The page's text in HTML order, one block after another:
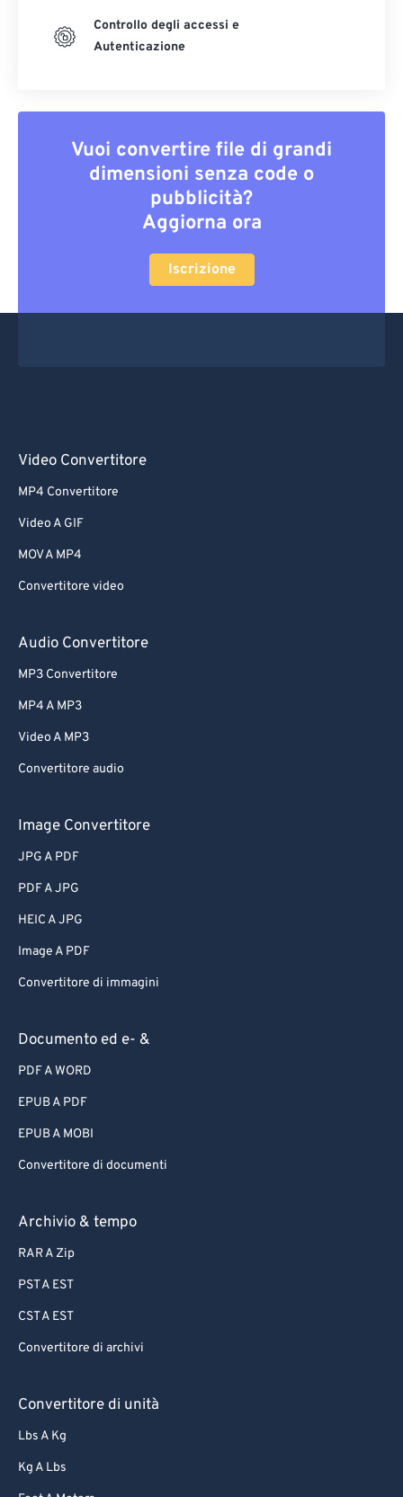
Controllo degli accessi e
Autenticazione
Vuoi convertire file di grandi
dimensioni senza code o
pubblicità?
Aggiorna ora
Iscrizione
Video Convertitore
MP4 Convertitore
Video A GIF
MOV A MP4
Convertitore video
Audio Convertitore
MP3 Convertitore
MP4 A MP3
Video A MP3
Convertitore audio
Image Convertitore
JPG A PDF
PDF A JPG
HEIC A JPG
Image A PDF
Convertitore di immagini
Documento ed e- &
PDF A WORD
EPUB A PDF
EPUB A MOBI
Convertitore di documenti
Archivio & tempo
RAR A Zip
PST A EST
CST A EST
Convertitore di archivi
Convertitore di unità
Lbs A Kg
Kg A Lbs